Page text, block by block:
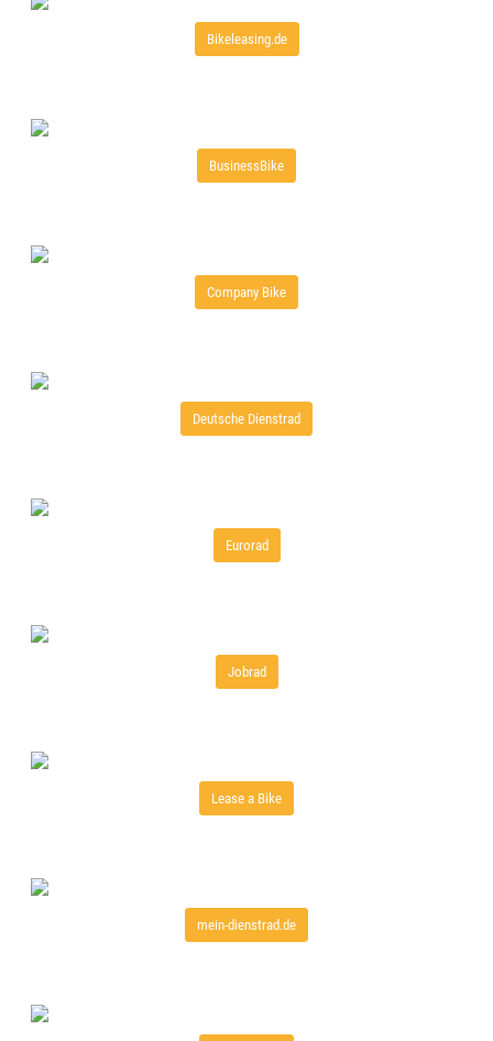
Bikeleasing.de
BusinessBike
Company Bike
Deutsche Dienstrad
Eurorad
Jobrad
Lease a Bike
mein-dienstrad.de